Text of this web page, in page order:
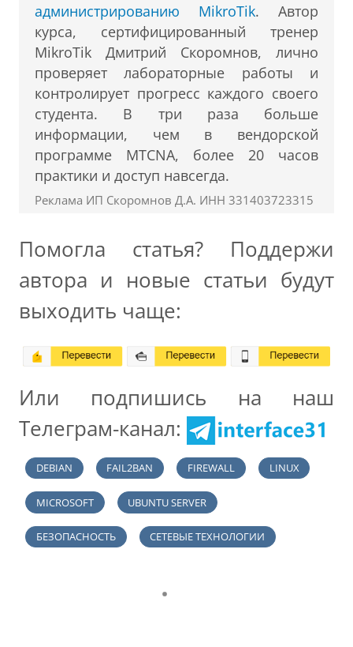
администрированию MikroTik. Автор
курса, сертифицированный тренер
MikroTik Дмитрий Скоромнов, лично
проверяет лабораторные работы и
контролирует прогресс каждого своего
студента. В три раза больше
информации, чем в вендорской
программе MTCNA, более 20 часов
практики и доступ навсегда.
Реклама ИП Скоромнов Д.А. ИНН 331403723315
Помогла статья? Поддержи
автора и новые статьи будут
выходить чаще:
Или подпишись на наш
Телеграм-канал:
DEBIAN FAIL2BAN FIREWALL LINUX
MICROSOFT UBUNTU SERVER
БЕЗОПАСНОСТЬ СЕТЕВЫЕ ТЕХНОЛОГИИ